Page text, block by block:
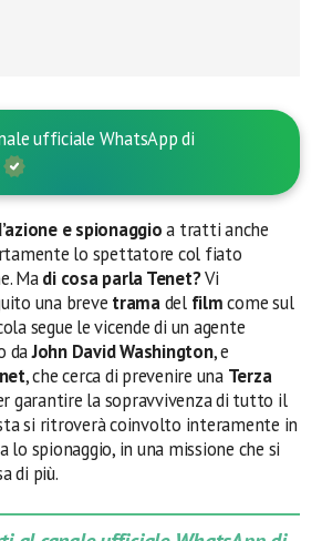
ufficiale WhatsApp di
e spionaggioa tratti anche
lo spettatore col fiato
Madi cosa parla Tenet?Vi
una breve tramadel filmcome sul
segue le vicende di un agente
daJohn David Washington, e
, che cerca di prevenire una Terza
garantire la sopravvivenza di tutto il
si ritroverà coinvolto interamente in
lo spionaggio, in una missione che si
di più.